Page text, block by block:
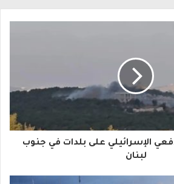
الإسرائيلي على بلدات في جنوب
لبنان